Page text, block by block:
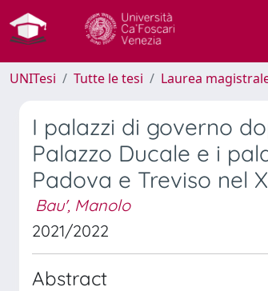
UNITesi Tutte le tesi Laurea
I palazzi di governo
Palazzo Ducale e i
Padova e Treviso nel
Bau', Manolo
2021/2022
Abstract